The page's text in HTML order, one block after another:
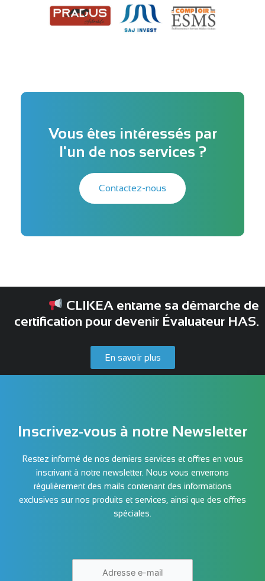
Vous êtes intéressés par
l'un de nos services ?
Contactez-nous
CLIKEA entame sa démarche de
certification pour devenir Évaluateur HAS.
En savoir plus
Inscrivez-vous à notre Newsletter
Restez informé de nos derniers services et offres en vous
inscrivant à notre newsletter. Nous vous enverrons
régulièrement des mails contenant des informations
exclusives sur nos produits et services, ainsi que des offres
spéciales.